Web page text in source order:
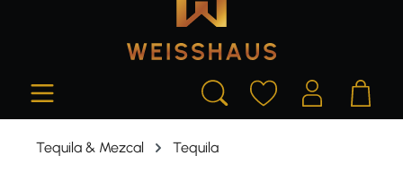
Tequila & Mezcal Tequila